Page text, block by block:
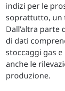
indizi per le
soprattutto, un
Dall’altra parte
di dati
stoccaggi gas
anche le
produzione.